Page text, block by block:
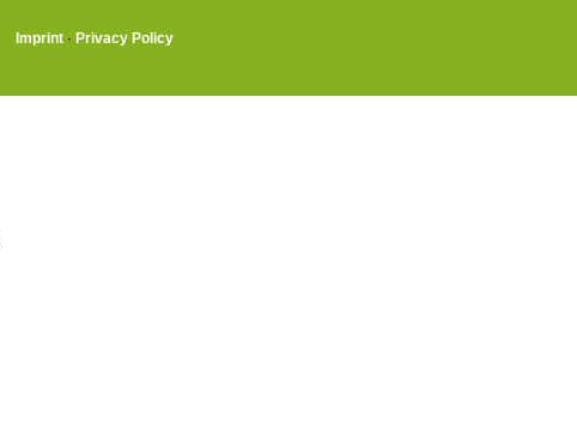
Imprint · Privacy Policy